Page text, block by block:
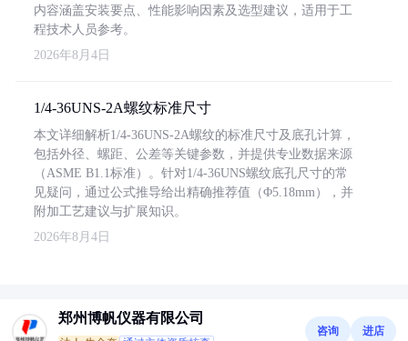
内容涵盖安装要点、性能影响因素及选型建议，适用于工
程技术人员参考。
2026年8月4日
1/4-36UNS-2A螺纹标准尺寸
本文详细解析1/4-36UNS-2A螺纹的标准尺寸及底孔计算，
包括外径、螺距、公差等关键参数，并提供专业数据来源
（ASME B1.1标准）。针对1/4-36UNS螺纹底孔尺寸的常
见疑问，通过公式推导给出精确推荐值（Φ5.18mm），并
附加工艺建议与扩展知识。
2026年8月4日
郑州博帆仪器有限公司
咨询 进店